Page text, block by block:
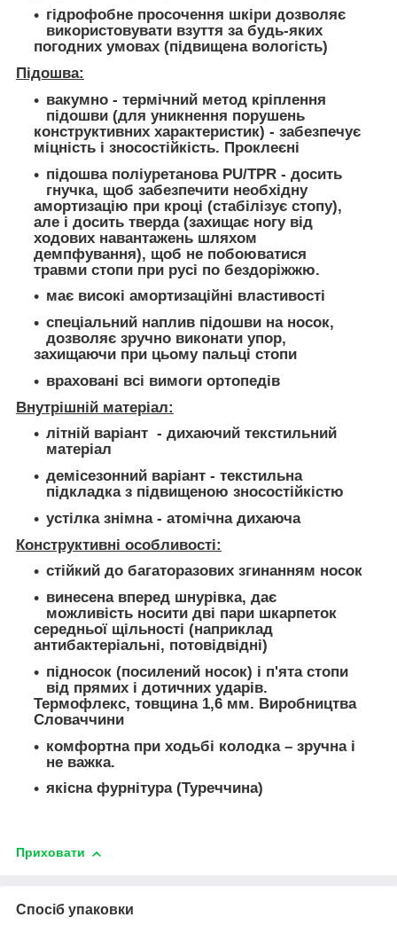
гідрофобне просочення шкіри дозволяє
використовувати взуття за будь-яких
погодних умовах (підвищена вологість)
Підошва:
вакумно - термічний метод кріплення
підошви (для уникнення порушень
конструктивних характеристик) - забезпечує
міцність і зносостійкість. Проклеєні
підошва поліуретанова PU/TPR - досить
гнучка, щоб забезпечити необхідну
амортизацію при кроці (стабілізує стопу),
але і досить тверда (захищає ногу від
ходових навантажень шляхом
демпфування), щоб не побоюватися
травми стопи при русі по бездоріжжю.
має високі амортизаційні властивості
спеціальний наплив підошви на носок,
дозволяє зручно виконати упор,
захищаючи при цьому пальці стопи
враховані всі вимоги ортопедів
Внутрішній матеріал:
літній варіант - дихаючий текстильний
матеріал
демісезонний варіант - текстильна
підкладка з підвищеною зносостійкістю
устілка знімна - атомічна дихаюча
Конструктивні особливості:
стійкий до багаторазових згинанням носок
винесена вперед шнурівка, дає
можливість носити дві пари шкарпеток
середньої щільності (наприклад
антибактеріальні, потовідвідні)
підносок (посилений носок) і п'ята стопи
від прямих і дотичних ударів.
Термофлекс, товщина 1,6 мм. Виробництва
Словаччини
комфортна при ходьбі колодка – зручна і
не важка.
якісна фурнітура (Туреччина)
Приховати
Спосіб упаковки